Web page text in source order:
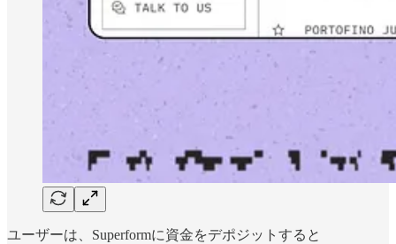
ユーザーは、Superformに資金をデポジットすると